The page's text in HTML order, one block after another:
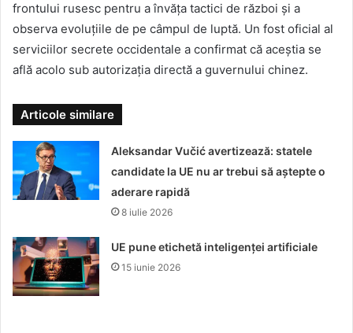
frontului rusesc pentru a învăța tactici de război și a
observa evoluțiile de pe câmpul de luptă. Un fost oficial al
serviciilor secrete occidentale a confirmat că aceștia se
află acolo sub autorizația directă a guvernului chinez.
Articole similare
Aleksandar Vučić avertizează: statele
candidate la UE nu ar trebui să aștepte o
aderare rapidă
8 iulie 2026
UE pune etichetă inteligenței artificiale
15 iunie 2026